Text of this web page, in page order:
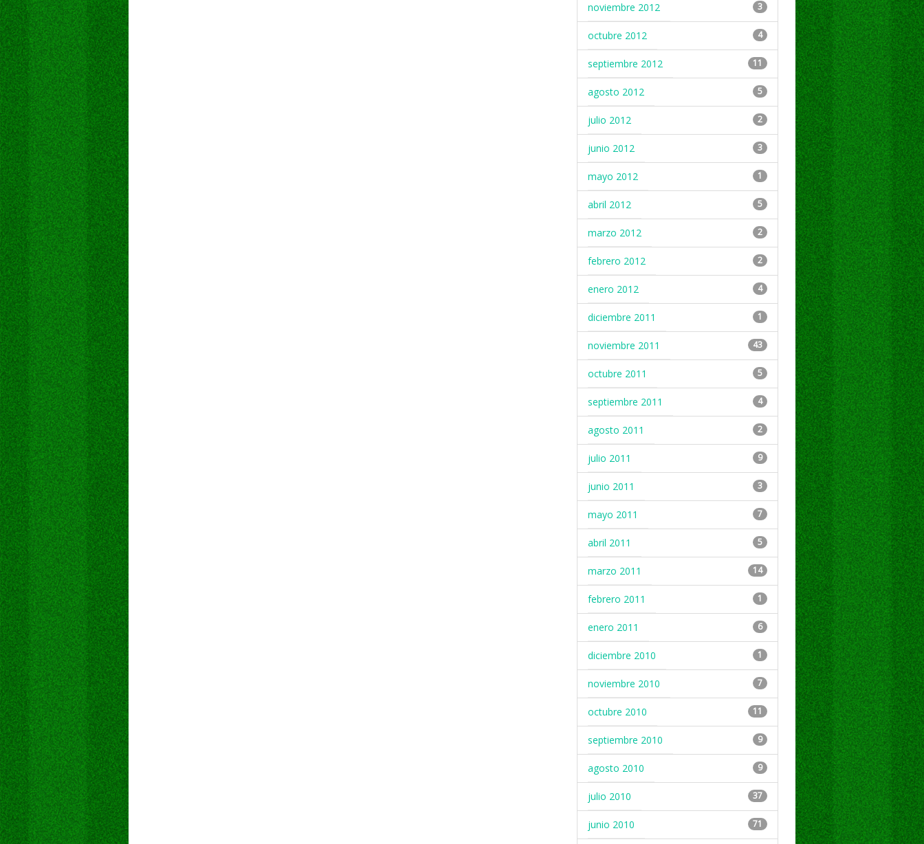
noviembre 2012 3
octubre 2012 4
septiembre 2012 11
agosto 2012 5
julio 2012 2
junio 2012 3
mayo 2012 1
abril 2012 5
marzo 2012 2
febrero 2012 2
enero 2012 4
diciembre 2011 1
noviembre 2011 43
octubre 2011 5
septiembre 2011 4
agosto 2011 2
julio 2011 9
junio 2011 3
mayo 2011 7
abril 2011 5
marzo 2011 14
febrero 2011 1
enero 2011 6
diciembre 2010 1
noviembre 2010 7
octubre 2010 11
septiembre 2010 9
agosto 2010 9
julio 2010 37
junio 2010 71